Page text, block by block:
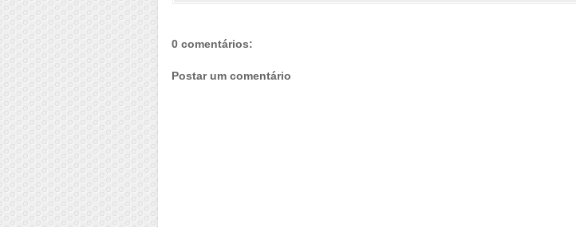
0 comentários:
Postar um comentário